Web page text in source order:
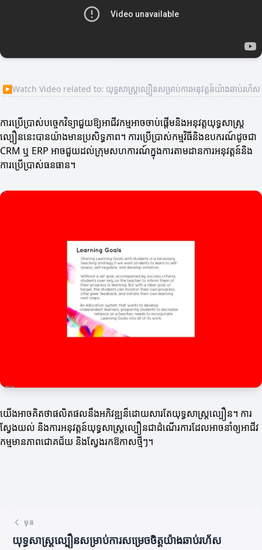
▶Watch Video related to: យុទ្ធសាស្ត្រល្បឿនសម្រាប់ការអនុវត្តន៍យ៉ាងឆាប់រហ័ស
ការប្រើប្រាស់បច្ចេកវិទ្យាជួយឱ្យអាជីវកម្មអាចចាប់ផ្តើមនិងអនុវត្តយុទ្ធសាស្ត្រ
ល្បឿននេះបានយ៉ាងមានប្រសិទ្ធភាព។ ការប្រើប្រាស់កម្មវិធីនិងឧបករណ៍ដូចជា
CRM ឬ ERP អាចជួយដល់ក្រុមសហការណ៍ក្នុងការតាមដានការអនុវត្តន៍និង
ការប្រើប្រាស់ធនធាន។
យើងអាចគិតថាផលិតផលនឹងអភិវឌ្ឍន៏ដោយសារតែយុទ្ធសាស្ត្រល្បឿន។ ការ
ស្វែងយល់ និងការអនុវត្តន៍យុទ្ធសាស្ត្រល្បឿនជាដំណើរការដែលអាចនាំឲ្យអាជីវ
កម្មមានភាពជោគជ័យ និងស្វែងរកឱកាសថ្មីៗ។
មុន
យុទ្ធសាស្ត្រល្បឿនសម្រាប់ការសម្រេចចិត្តយ៉ាងឆាប់រហ័ស